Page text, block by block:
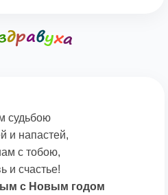
судьбою
и напастей,
с тобою,
и счастье!
с Новым годом